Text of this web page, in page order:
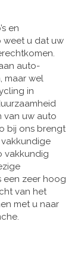
en
weet u dat uw
auto-
maar wel
in
van uw auto
bij ons brengt
vakkundig
een zeer hoog
van het
met u naar